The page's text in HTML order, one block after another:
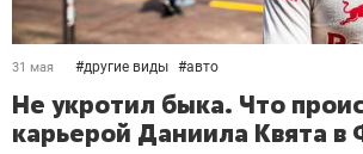
31 мая #другие виды #авто
Не укротил быка. Что
карьерой Даниила Квята в